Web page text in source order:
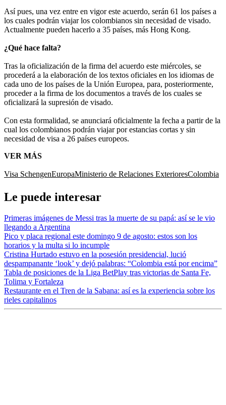
Así pues, una vez entre en vigor este acuerdo, serán 61 los países a
los cuales podrán viajar los colombianos sin necesidad de visado.
Actualmente pueden hacerlo a 35 países, más Hong Kong.
¿Qué hace falta?
Tras la oficialización de la firma del acuerdo este miércoles, se
procederá a la elaboración de los textos oficiales en los idiomas de
cada uno de los países de la Unión Europea, para, posteriormente,
proceder a la firma de los documentos a través de los cuales se
oficializará la supresión de visado.
Con esta formalidad, se anunciará oficialmente la fecha a partir de la
cual los colombianos podrán viajar por estancias cortas y sin
necesidad de visa a 26 países europeos.
VER MÁS
Visa SchengenEuropaMinisterio de Relaciones ExterioresColombia
Le puede interesar
Primeras imágenes de Messi tras la muerte de su papá: así se le vio
llegando a Argentina
Pico y placa regional este domingo 9 de agosto: estos son los
horarios y la multa si lo incumple
Cristina Hurtado estuvo en la posesión presidencial, lució
despampanante ‘look’ y dejó palabras: “Colombia está por encima”
Tabla de posiciones de la Liga BetPlay tras victorias de Santa Fe,
Tolima y Fortaleza
Restaurante en el Tren de la Sabana: así es la experiencia sobre los
rieles capitalinos